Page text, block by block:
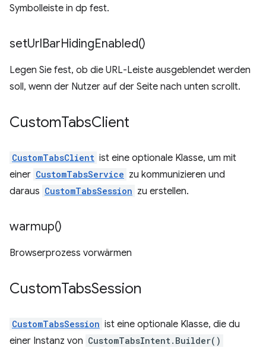
Symbolleiste in dp fest.
setUrlBarHidingEnabled()
Legen Sie fest, ob die URL-Leiste ausgeblendet werden
soll, wenn der Nutzer auf der Seite nach unten scrollt.
CustomTabsClient
CustomTabsClient ist eine optionale Klasse, um mit
einer CustomTabsService zu kommunizieren und
daraus CustomTabsSession zu erstellen.
warmup()
Browserprozess vorwärmen
CustomTabsSession
CustomTabsSession ist eine optionale Klasse, die du
einer Instanz von CustomTabsIntent.Builder()